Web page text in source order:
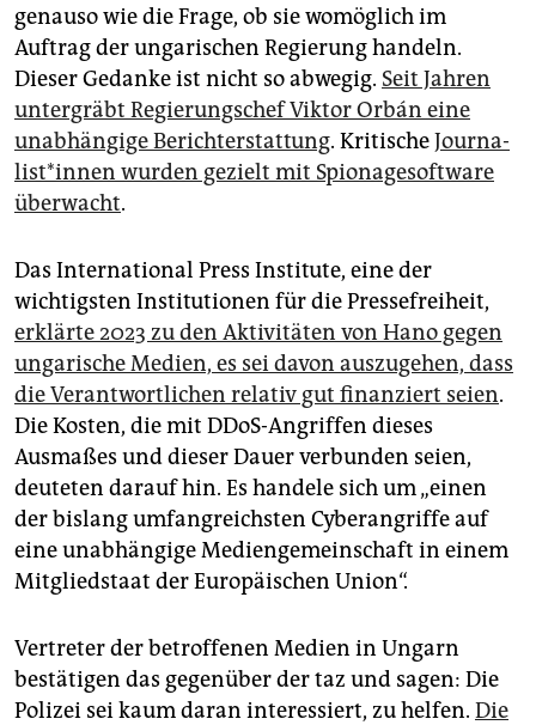
genauso wie die Frage, ob sie womöglich im
Auftrag der ungarischen Regierung handeln.
Dieser Gedanke ist nicht so abwegig. Seit Jahren
untergräbt Regierungschef Viktor Orbán eine
unabhängige Berichterstattung. KritischeJour­na­
lis­t*in­nen wurden gezielt mit Spionage­software
überwacht.
Das International Press Institute, eine der
wichtigsten Institutionen für die Pressefreiheit,
erklärte 2023 zu den Aktivitäten von Hano gegen
ungarische Medien, es sei davon auszugehen, dass
die Verantwortlichen relativ gut finanziert seien.
Die Kosten, die mit DDoS-Angriffen dieses
Ausmaßes und dieser Dauer verbunden seien,
deuteten darauf hin. Es handele sich um „einen
der bislang umfangreichsten Cyberangriffe auf
eine unabhängige Mediengemeinschaft in einem
Mitgliedstaat der Europäischen Union“.
Vertreter der betroffenen Medien in Ungarn
bestätigen das gegenüber der taz und sagen: Die
Polizei sei kaum daran interessiert, zu helfen. Die